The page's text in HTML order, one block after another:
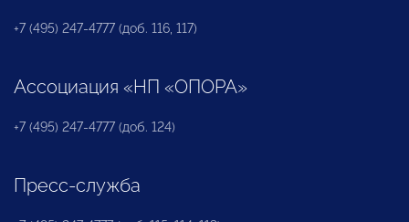
+7 (495) 247-4777 (доб. 116, 117)
Ассоциация «НП «ОПОРА»
+7 (495) 247-4777 (доб. 124)
Пресс-служба